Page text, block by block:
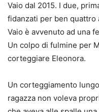
Vaio dal 2015. I due,
fidanzati per ben quattro
Vaio è avvenuto ad una
Un colpo di fulmine per
corteggiare Eleonora.
Un corteggiamento
ragazza non voleva